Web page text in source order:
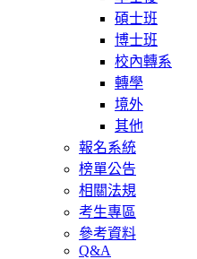
碩士班
博士班
校內轉系
轉學
境外
其他
報名系統
榜單公告
相關法規
考生專區
參考資料
Q&A